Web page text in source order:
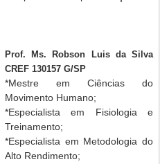
Prof. Ms. Robson Luis da Silva
CREF 130157 G/SP
*Mestre em Ciências do
Movimento Humano;
*Especialista em Fisiologia e
Treinamento;
*Especialista em Metodologia do
Alto Rendimento;